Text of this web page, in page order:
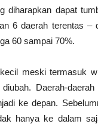
diharapkan dapat
6 daerah terentas
60 sampai 70%.
meski termasuk
Daerah-
ke depan.
hanya ke dalam